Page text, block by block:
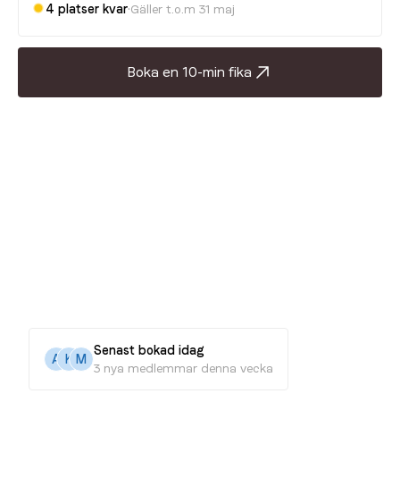
4 platser kvar•Gäller t.o.m 31 maj
A K M
Senast bokad idag
3 nya medlemmar denna vecka
Boka en 10-min fika